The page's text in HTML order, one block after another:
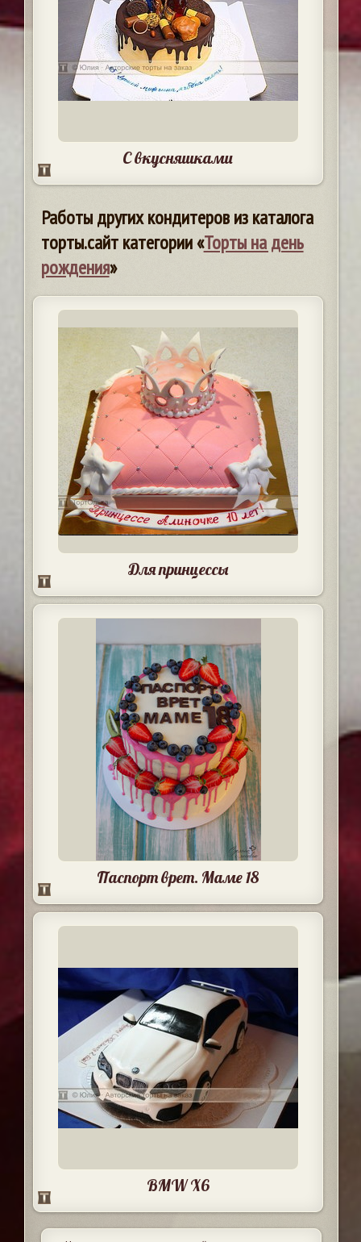
С вкусняшками
Работы других кондитеров из каталога
торты.сайт категории «Торты на день
рождения»
Для принцессы
Паспорт врет. Маме 18
BMW X6